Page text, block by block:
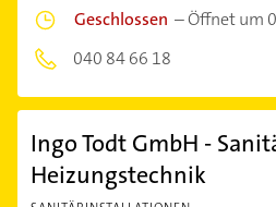
Geschlossen –Öffnet um
040 84 66 18
Ingo Todt GmbH -
Heizungstechnik